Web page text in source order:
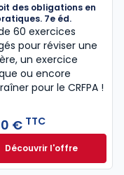
française 2027. 24e
des obligations en
7e éd.
60 exercices
pour réviser une
un exercice
ou encore
pour le CRFPA !
€ TTC
Découvrir l'offre
Le droit des
Dès